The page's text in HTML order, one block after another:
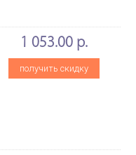
1 053.00 р.
получить скидку